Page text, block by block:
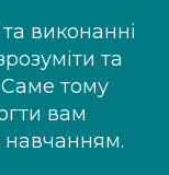
виконанні
та
Саме тому
вам
навчанням.